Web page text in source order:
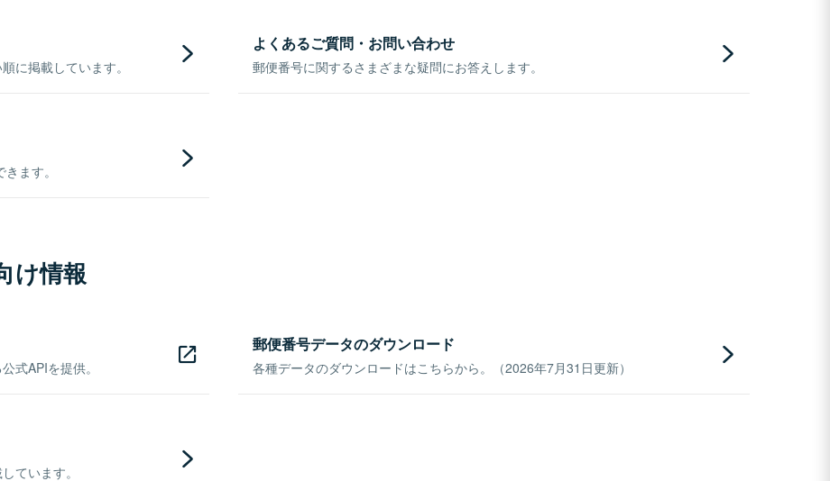
に掲載しています。
よくあるご質問・お問い合わせ
郵便番号に関するさまざまな疑問にお答えします。
ます。
け情報
式APIを提供。
郵便番号データのダウンロード
各種データのダウンロードはこちらから。（2026年7月31日更新）
ています。